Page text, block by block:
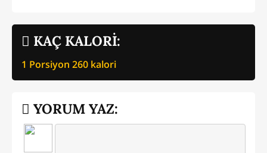
KAÇ KALORİ:
1 Porsiyon 260 kalori
YORUM YAZ: